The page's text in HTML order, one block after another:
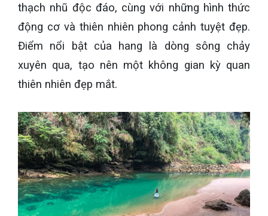
thạch nhũ độc đáo, cùng với những hình thức
động cơ và thiên nhiên phong cảnh tuyệt đẹp.
Điểm nổi bật của hang là dòng sông chảy
xuyên qua, tạo nên một không gian kỳ quan
thiên nhiên đẹp mắt.